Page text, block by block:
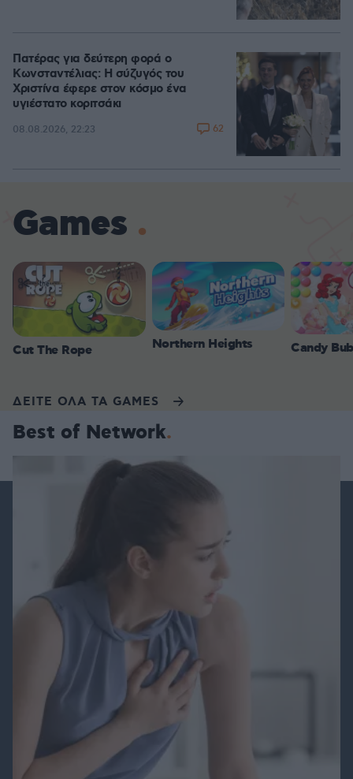
Πατέρας για δεύτερη φορά ο
Κωνσταντέλιας: Η σύζυγός του
Χριστίνα έφερε στον κόσμο ένα
υγιέστατο κοριτσάκι
08.08.2026, 22:23 62
Games
Cut The Rope Northern Heights Candy
ΔΕΙΤΕ ΟΛΑ ΤΑ GAMES
Best of Network